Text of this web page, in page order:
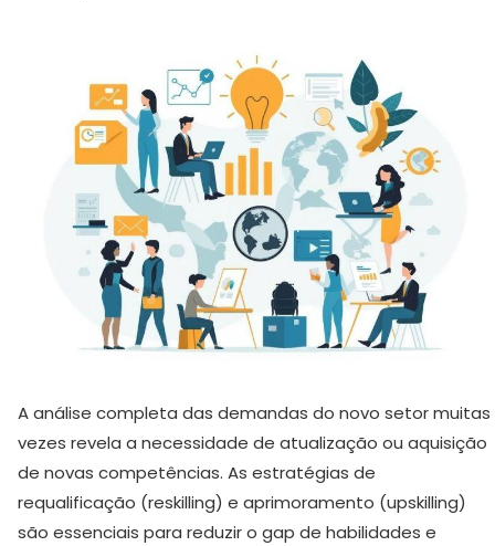
A análise completa das demandas do novo setor muitas
vezes revela a necessidade de atualização ou aquisição
de novas competências. As estratégias de
requalificação (reskilling) e aprimoramento (upskilling)
são essenciais para reduzir o gap de habilidades e